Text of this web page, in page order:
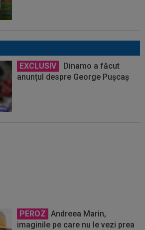
EXCLUSIV
Dinamo a făcut
anunțul despre George Pușcaș
PEROZ Andreea Marin,
imaginile pe care nu le vezi prea